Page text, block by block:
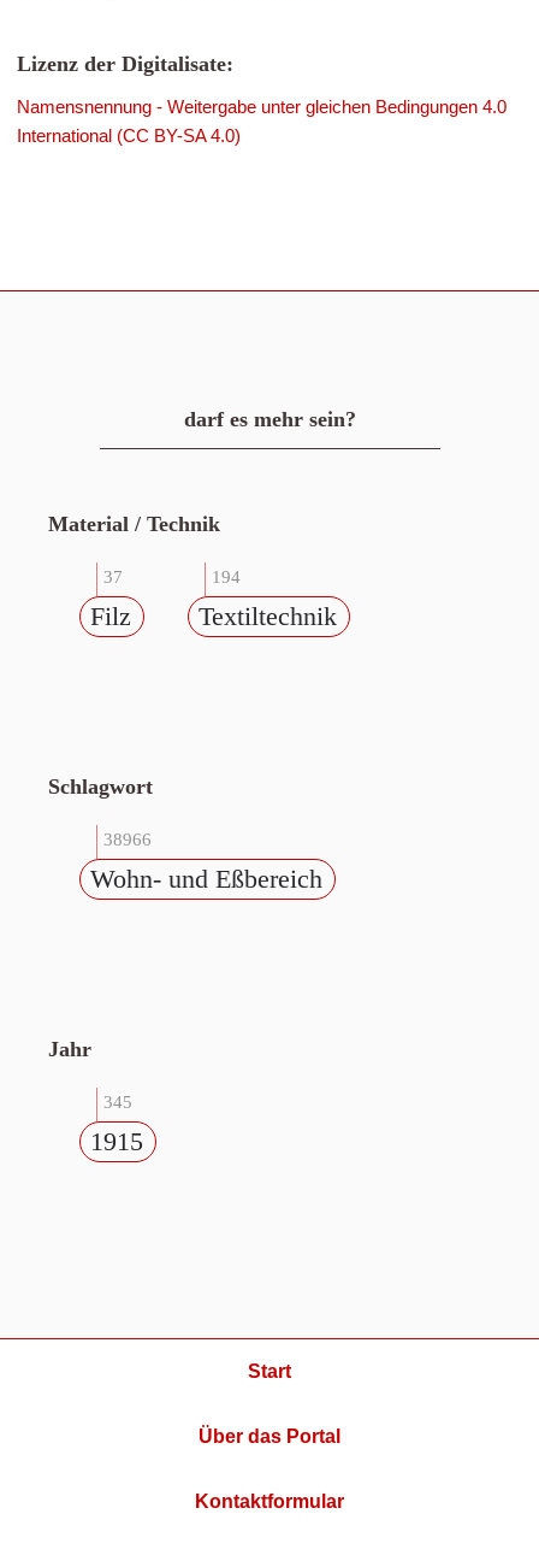
Lizenz der Digitalisate:
Namensnennung - Weitergabe unter gleichen Bedingungen 4.0
International (CC BY-SA 4.0)
darf es mehr sein?
Material / Technik
37
Filz
194
Textiltechnik
Schlagwort
38966
Wohn- und Eßbereich
Jahr
345
1915
Start
Über das Portal
Kontaktformular